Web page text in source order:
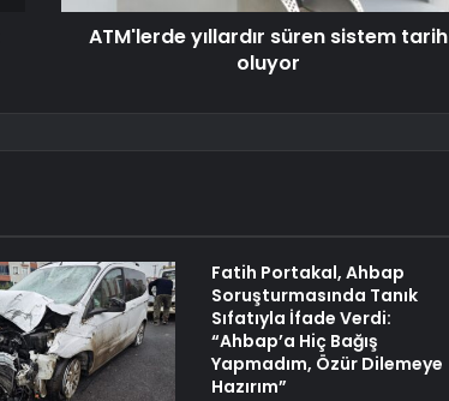
ATM'lerde yıllardır süren sistem tarih
oluyor
Fatih Portakal, Ahbap
Soruşturmasında Tanık
Sıfatıyla İfade Verdi:
“Ahbap’a Hiç Bağış
Yapmadım, Özür Dilemeye
Hazırım”